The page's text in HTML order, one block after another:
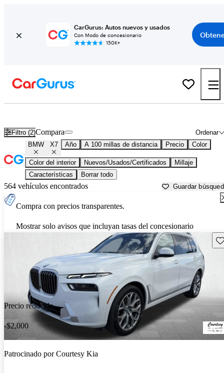
CarGurus: Autos nuevos y usados
Con Modo de concesionario
150K+
Filtro (2) Ordenar
Compara
BMW X7 Año A 100 millas de distancia Precio Color
Color del interior Nuevos/Usados/Certificados
Millaje
Características
Borrar todo
564 vehículos encontrados Guardar
Compra con precios transparentes.
Mostrar solo avisos que incluyan tasas del concesionario
Precio reducido
-$2,000
Patrocinado porCourtesy Kia